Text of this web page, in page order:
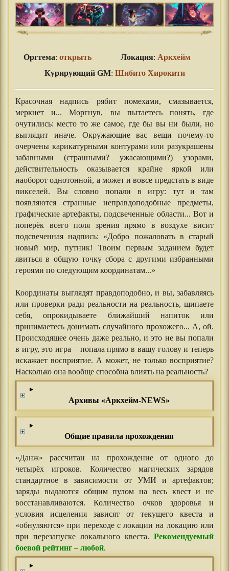
Оргтема:открыть Локация: Аркхейм
Курирующий GM: Шибито Хирокити
Красочная надпись рябит помехами, смазывается,
меркнет и... Моргнув, вы пытаетесь понять, где
очутились: место то же самое, где бы вы ни были, но
выглядит иначе. Окружающие вас вещи почему-то
очерчены карикатурными контурами или разукрашены
забавными (странными? ужасающими?) узорами,
действительность оказывается крайне яркой или
наоборот однотонной, а может и вовсе предстать в виде
пикселей. Вы словно попали в игру: тут и там
появляются странные неправдоподобные предметы,
графические артефакты, подсвеченные области... Вот и
поперёк всего поля зрения прямо в воздухе висит
подсвеченная надпись: «Добро пожаловать в старый
новый мир, путник! Твоим первым заданием будет
явиться в общую точку сбора с другими избранными
героями по следующим координатам...»
Координаты выглядят правдоподобно, и вы, забавляясь
или проверки ради реальности на реальность, щипаете
себя, опрокидываете ближайший напиток или
принимаетесь донимать случайного прохожего... А, ой.
Происходящее очень даже реально, и это не вы попали
в игру, это игра – попала прямо в вашу голову и теперь
искажает восприятие. А может, не только восприятие?
Насколько она вообще способна влиять на реальность?
Архивы «Аркхейм-NEWS»
Общие правила прохождения
«Данж» рассчитан на прохождение от одного до
четырёх игроков. Количество магических зарядов
стандартное в зависимости от УМИ и артефактов;
заряды выдаются общим пулом на весь квест и не
восстанавливаются. Количество очков здоровья и
условия исцеления зависят от текущего квеста и
«обнуляются» при переходе с локации на локацию или
при перезапуске локального квеста. Рекомендуемый
боевой рейтинг – любой.